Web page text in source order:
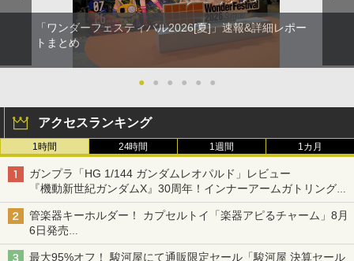
「ワンダーフェスティバル2026[夏]」速報&詳細レポー
トまとめ
● ● ● ● ● ●
アクセスランキング
1時間 24時間 1週間 1カ月
ガンプラ「HG 1/144 ガンダムレオパルド」レビュー
『機動新世紀ガンダムX』30周年！インナーアームガトリングの
変形機構まで再現し最新フォーマットでキット化！
管楽器キーホルダー！ カプセルトイ「楽器アピるチャーム」8月
6日発売
チューバ、テナサクなど5種各3色
最大95%オフ！ 駿河屋にて通販限定セール「駿河屋 決算セール